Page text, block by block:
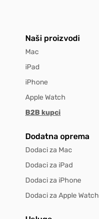
Naši proizvodi
Mac
iPad
iPhone
Apple Watch
B2B kupci
Dodatna oprema
Dodaci za Mac
Dodaci za iPad
Dodaci za iPhone
Dodaci za Apple Watch